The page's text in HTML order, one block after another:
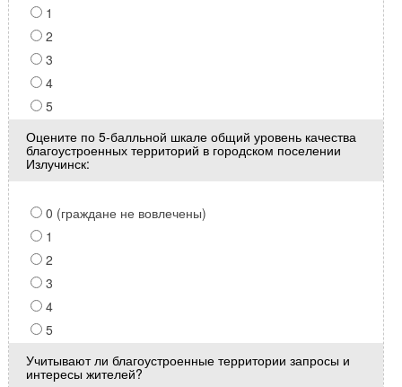
1
2
3
4
5
Оцените по 5-балльной шкале общий уровень качества
благоустроенных территорий в городском поселении
Излучинск:
0 (граждане не вовлечены)
1
2
3
4
5
Учитывают ли благоустроенные территории запросы и
интересы жителей?